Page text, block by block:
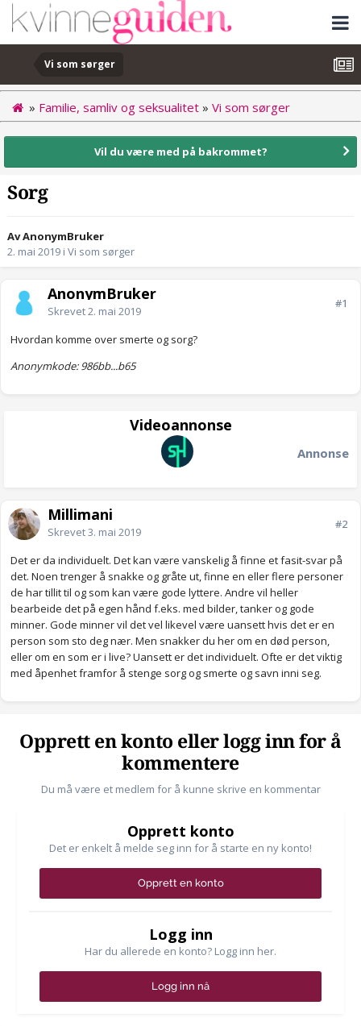
Vi som sørger
» Familie, samliv og seksualitet » Vi som sørger
Vil du være med på bakrommet?
Sorg
Av AnonymBruker
2. mai 2019 i Vi som sørger
AnonymBruker
Skrevet2. mai 2019
#1
Hvordan komme over smerte og sorg?
Anonymkode: 986bb...b65
Videoannonse
Annonse
Millimani
Skrevet3. mai 2019
#2
Det er da individuelt. Det kan være vanskelig å finne et fasit-svar på
det. Noen trenger å snakke og gråte ut, finne en eller flere personer
de har tillit til og som kan være gode lyttere. Andre vil heller
bearbeide det på egen hånd f.eks. med bilder, tanker og gode
minner. Gode minner vil det vel likevel være uansett hvis det er en
person som sto deg nær. Men snakker du her om en død person,
eller om en som er i live? Uansett er det individuelt. Ofte er det viktig
med åpenhet framfor å stenge sorg og smerte og savn inni seg.
Opprett en konto eller logg inn for å
kommentere
Du må være et medlem for å kunne skrive en kommentar
Opprett konto
Det er enkelt å melde seg inn for å starte en ny konto!
Opprett en konto
Logg inn
Har du allerede en konto? Logg inn her.
Logg inn nå